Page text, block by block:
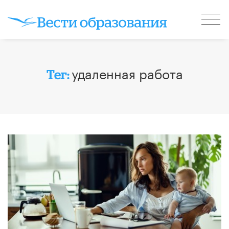
Тег:удаленная работа